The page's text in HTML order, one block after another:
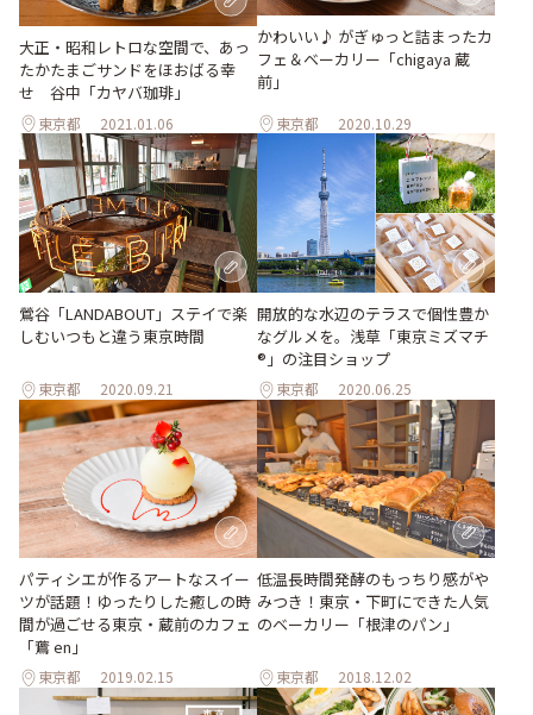
大正・昭和レトロな空間で、あっ
たかたまごサンドをほおばる幸
せ 谷中「カヤバ珈琲」
東京都 2021.01.06
かわいい♪ がぎゅっと詰まったカ
フェ＆ベーカリー「chigaya 蔵
前」
東京都 2020.10.29
鶯谷「LANDABOUT」ステイで楽
しむいつもと違う東京時間
東京都 2020.09.21
開放的な水辺のテラスで個性豊か
なグルメを。浅草「東京ミズマチ
®」の注目ショップ
東京都 2020.06.25
パティシエが作るアートなスイー
ツが話題！ゆったりした癒しの時
間が過ごせる東京・蔵前のカフェ
「鷰 en」
東京都 2019.02.15
低温長時間発酵のもっちり感がや
みつき！東京・下町にできた人気
のベーカリー「根津のパン」
東京都 2018.12.02